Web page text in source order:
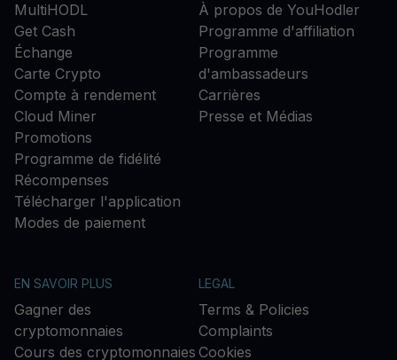
MultiHODL
Get Cash
Échange
Carte Crypto
Compte à rendement
Cloud Miner
Promotions
Programme de fidélité
Récompenses
Télécharger l'application
Modes de paiement
À propos de YouHodler
Programme d'affiliation
Programme
d'ambassadeurs
Carrières
Presse et Médias
EN SAVOIR PLUS
Gagner des
cryptomonnaies
Cours des cryptomonnaies
LEGAL
Terms & Policies
Complaints
Cookies